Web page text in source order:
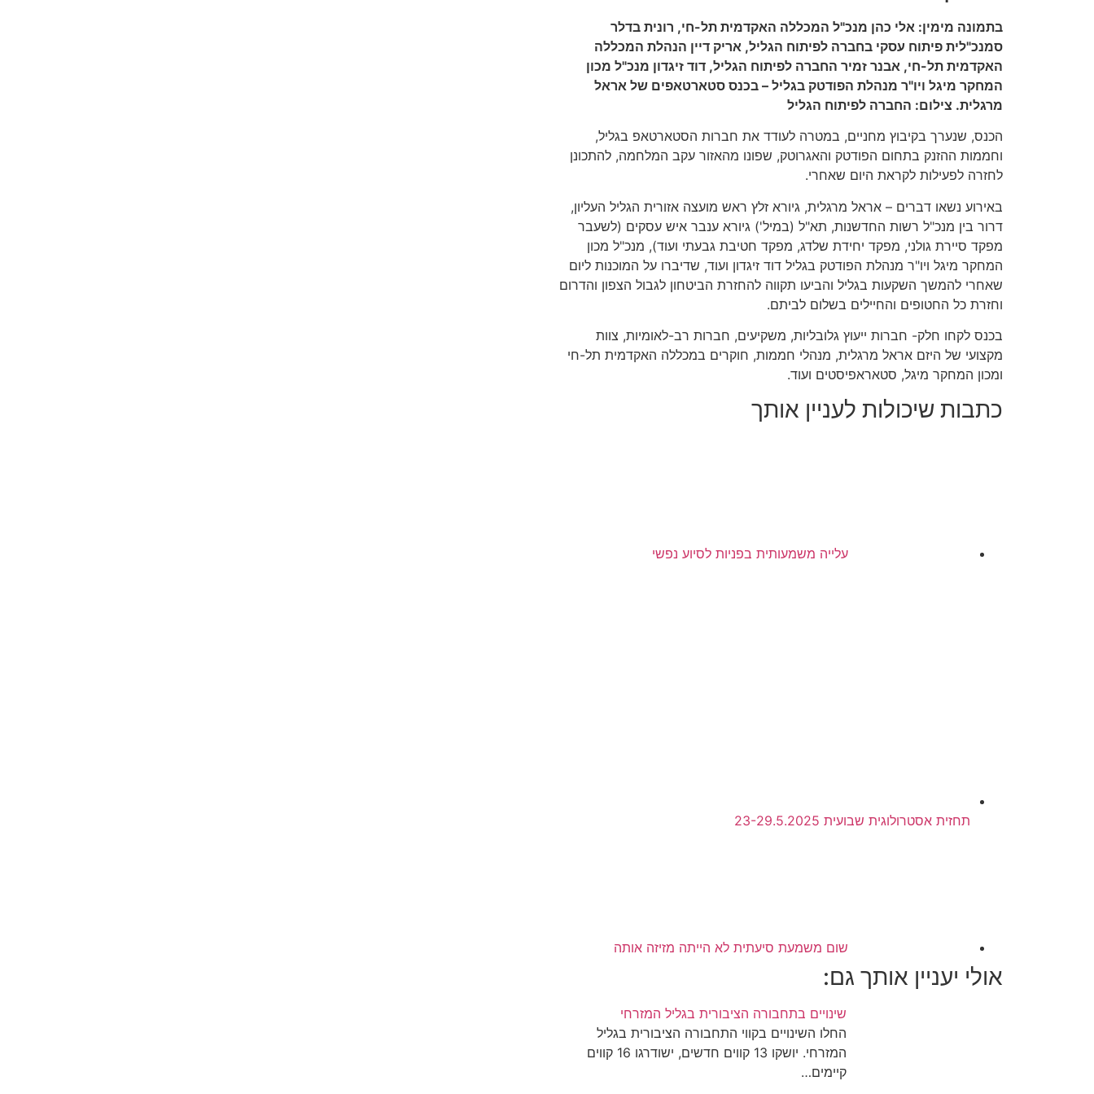
בתמונה מימין: אלי כהן מנכ"ל המכללה האקדמית תל-חי, רונית בדלר
סמנכ"לית פיתוח עסקי בחברה לפיתוח הגליל, אריק דיין הנהלת המכללה
האקדמית תל-חי, אבנר זמיר החברה לפיתוח הגליל, דוד זיגדון מנכ"ל מכון
המחקר מיגל ויו"ר מנהלת הפודטק בגליל – בכנס סטארטאפים של אראל
מרגלית. צילום: החברה לפיתוח הגליל
הכנס, שנערך בקיבוץ מחניים, במטרה לעודד את חברות הסטארטאפ בגליל,
וחממות ההזנק בתחום הפודטק והאגרוטק, שפונו מהאזור עקב המלחמה, להתכונן
לחזרה לפעילות לקראת היום שאחרי.
באירוע נשאו דברים – אראל מרגלית, גיורא זלץ ראש מועצה אזורית הגליל העליון,
דרור בין מנכ"ל רשות החדשנות, תא"ל (במיל') גיורא ענבר איש עסקים (לשעבר
מפקד סיירת גולני, מפקד יחידת שלדג, מפקד חטיבת גבעתי ועוד), מנכ"ל מכון
המחקר מיגל ויו"ר מנהלת הפודטק בגליל דוד זיגדון ועוד, שדיברו על המוכנות ליום
שאחרי להמשך השקעות בגליל והביעו תקווה להחזרת הביטחון לגבול הצפון והדרום
וחזרת כל החטופים והחיילים בשלום לביתם.
בכנס לקחו חלק- חברות ייעוץ גלובליות, משקיעים, חברות רב-לאומיות, צוות
מקצועי של היזם אראל מרגלית, מנהלי חממות, חוקרים במכללה האקדמית תל-חי
ומכון המחקר מיגל, סטאראפיסטים ועוד.
כתבות שיכולות לעניין אותך
עלייה משמעותית בפניות לסיוע נפשי
תחזית אסטרולוגית שבועית 23-29.5.2025
שום משמעת סיעתית לא הייתה מזיזה אותה
אולי יעניין אותך גם:
שינויים בתחבורה הציבורית בגליל המזרחי
החלו השינויים בקווי התחבורה הציבורית בגליל
המזרחי. יושקו 13 קווים חדשים, ישודרגו 16 קווים
קיימים…